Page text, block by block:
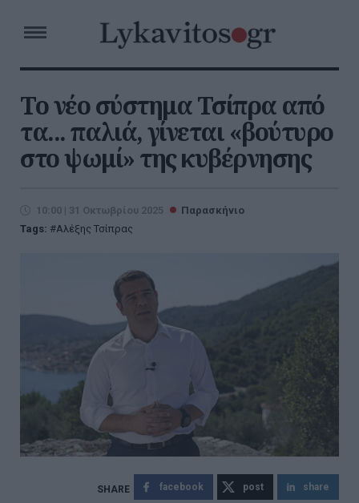
Το νέο σύστημα Τσίπρα από
τα... παλιά, γίνεται «βούτυρο
στο ψωμί» της κυβέρνησης
10:00 | 31 Οκτωβρίου 2025
Παρασκήνιο
Tags:
Αλέξης Τσίπρας
facebook post share